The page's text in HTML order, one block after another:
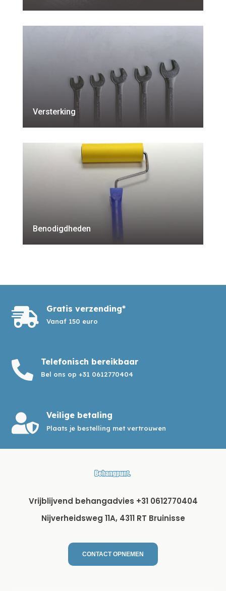
Versterking
Benodigdheden
 Gratis verzending*
Vanaf 150 euro
 Telefonisch bereikbaar
Bel ons op +31 0612770404
 Veilige betaling
Plaats je bestelling met vertrouwen
Vrijblijvend behangadvies +31 0612770404
Nijverheidsweg 11A, 4311 RT Bruinisse
CONTACT OPNEMEN